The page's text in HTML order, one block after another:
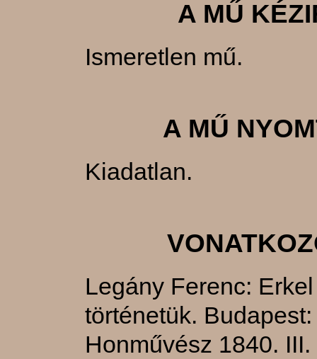
A MŰ
Ismeretlen mű.
A MŰ
Kiadatlan.
Legány Ferenc:
történetük.
Honművész 1840. III.